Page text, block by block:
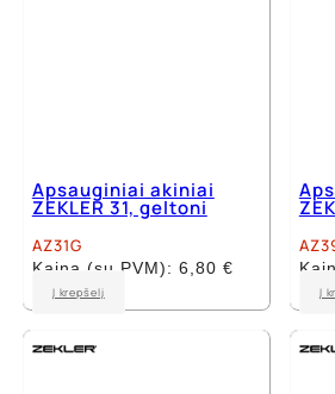
Apsauginiai akiniai
ZEKLER 31, geltoni
AZ31G
Kaina (su PVM): 6,80 €
Į krepšelį Į